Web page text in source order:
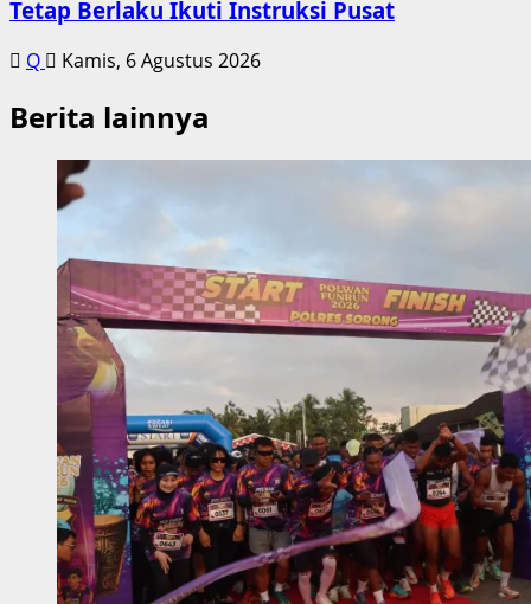
Tetap Berlaku Ikuti Instruksi Pusat
Q Kamis, 6 Agustus 2026
Berita lainnya